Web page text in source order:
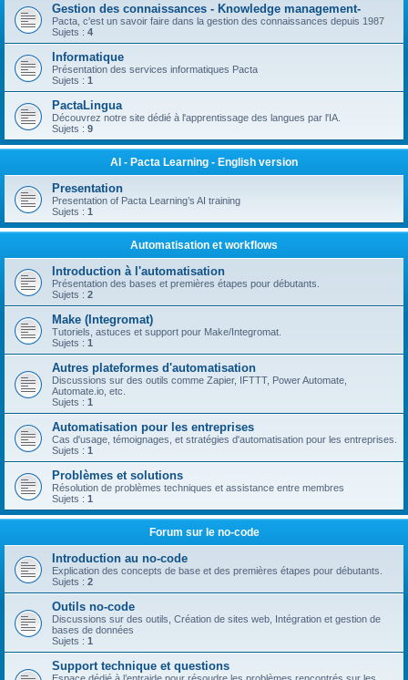
Gestion des connaissances - Knowledge management-
Pacta, c'est un savoir faire dans la gestion des connaissances depuis 1987
Sujets : 4
Informatique
Présentation des services informatiques Pacta
Sujets : 1
PactaLingua
Découvrez notre site dédié à l'apprentissage des langues par l'IA.
Sujets : 9
AI - Pacta Learning - English version
Presentation
Presentation of Pacta Learning’s AI training
Sujets : 1
Automatisation et workflows
Introduction à l'automatisation
Présentation des bases et premières étapes pour débutants.
Sujets : 2
Make (Integromat)
Tutoriels, astuces et support pour Make/Integromat.
Sujets : 1
Autres plateformes d'automatisation
Discussions sur des outils comme Zapier, IFTTT, Power Automate,
Automate.io, etc.
Sujets : 1
Automatisation pour les entreprises
Cas d'usage, témoignages, et stratégies d'automatisation pour les entreprises.
Sujets : 1
Problèmes et solutions
Résolution de problèmes techniques et assistance entre membres
Sujets : 1
Forum sur le no-code
Introduction au no-code
Explication des concepts de base et des premières étapes pour débutants.
Sujets : 2
Outils no-code
Discussions sur des outils, Création de sites web, Intégration et gestion de
bases de données
Sujets : 1
Support technique et questions